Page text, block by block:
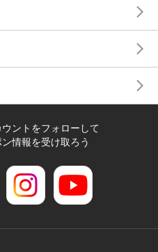
ントをフォローして
情報を受け取ろう